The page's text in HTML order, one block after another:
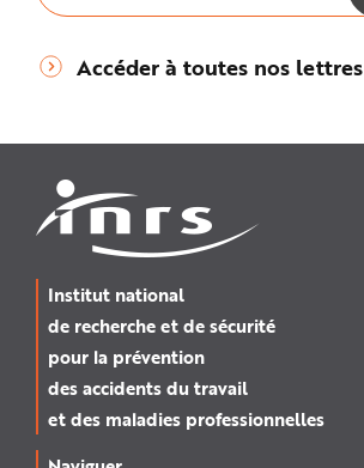
Accéder à toutes nos lettres
Institut national
de recherche et de sécurité
pour la prévention
des accidents du travail
et des maladies professionnelles